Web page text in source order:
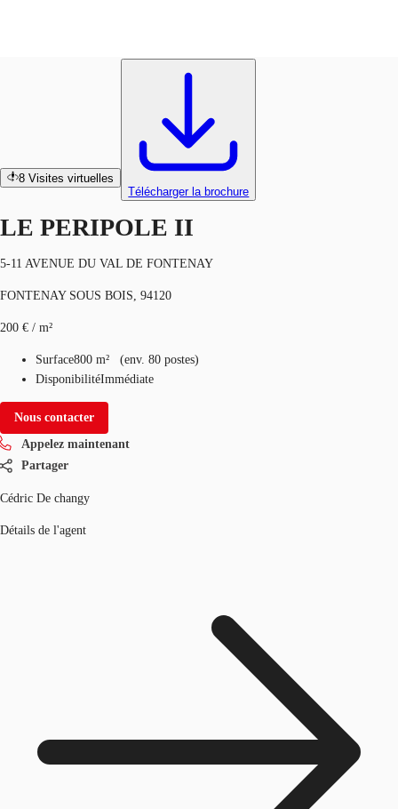
Données marchés
Pourquoi JLL?
NxT
Flex & Co-working
Nous contacter
8 Visites virtuelles
Télécharger la brochure
LE PERIPOLE II
5-11 AVENUE DU VAL DE FONTENAY
FONTENAY SOUS BOIS, 94120
200 € / m²
Surface800 m² (env. 80 postes)
DisponibilitéImmédiate
Nous contacter
Appelez maintenant
Partager
Cédric De changy
Détails de l'agent